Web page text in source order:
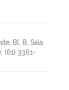
Bl. B, Sala
(61) 3361-